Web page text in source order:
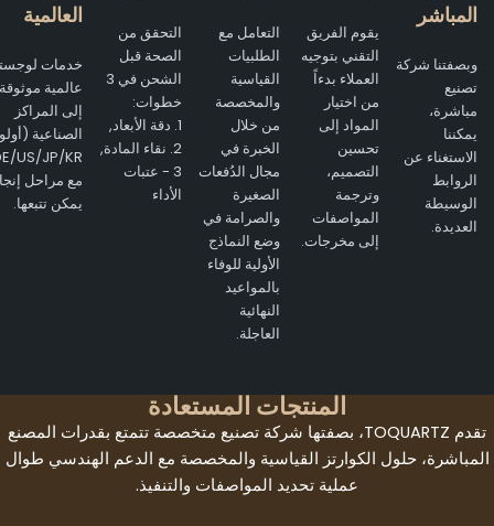
المباشر
وبصفتنا شركة
تصنيع
مباشرة،
يمكننا
الاستغناء عن
الروابط
الوسيطة
العديدة.
يقوم الفريق
التقني بتوجيه
العملاء بدءاً
من اختيار
المواد إلى
تحسين
التصميم،
وترجمة
المواصفات
إلى مخرجات.
التعامل مع
الطلبيات
القياسية
والمخصصة
من خلال
الخبرة في
مجال الدُفعات
الصغيرة
والصرامة في
وضع النماذج
الأولية للوفاء
بالمواعيد
النهائية
العاجلة.
التحقق من
الصحة قبل
الشحن في 3
خطوات:
3 - عتبات
الأداء
العالمية
خدمات لوجستية
عالمية موثوقة
إلى المراكز
الصناعية (أولوية
DE/US/JP/KR)
مع مراحل إنجاز
يمكن تتبعها.
المنتجات المستعادة
تقدم TOQUARTZ، بصفتها شركة تصنيع متخصصة تتمتع بقدرات المصنع
حلول الكوارتز القياسية والمخصصة مع الدعم الهندسي طوال
عملية تحديد المواصفات والتنفيذ.